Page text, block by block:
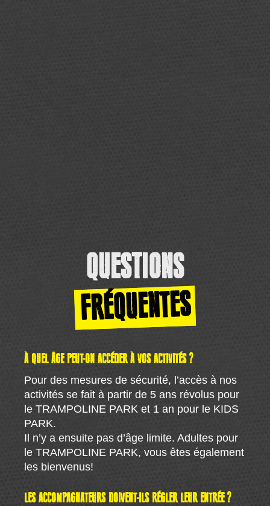
QUESTIONS
FRÉQUENTES
À QUEL ÂGE PEUT-ON ACCÉDER À VOS ACTIVITÉS ?
Pour des mesures de sécurité, l’accès à nos
activités se fait à partir de 5 ans révolus pour
le TRAMPOLINE PARK et 1 an pour le KIDS
PARK.
Il n’y a ensuite pas d’âge limite. Adultes pour
le TRAMPOLINE PARK, vous êtes également
les bienvenus!
LES ACCOMPAGNATEURS DOIVENT-ILS RÉGLER LEUR ENTRÉE ?